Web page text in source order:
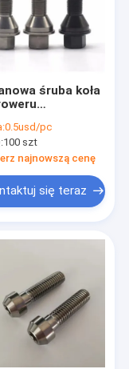
śruba koła
0.5usd/pc
100 szt
najnowszą cenę
się teraz